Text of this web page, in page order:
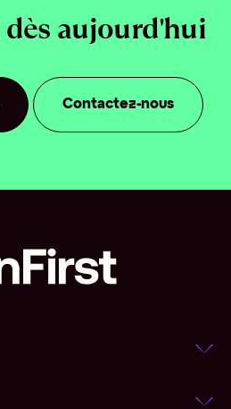
aujourd'hui
Contactez-nous